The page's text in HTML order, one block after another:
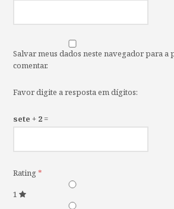
Salvar meus dados neste navegador para a
comentar.
Favor digite a resposta em dígitos:
sete + 2 =
Rating*
1